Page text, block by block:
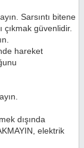
Sarsıntı bitene
çıkmak güvenlidir.
hareket
dışında
elektrik